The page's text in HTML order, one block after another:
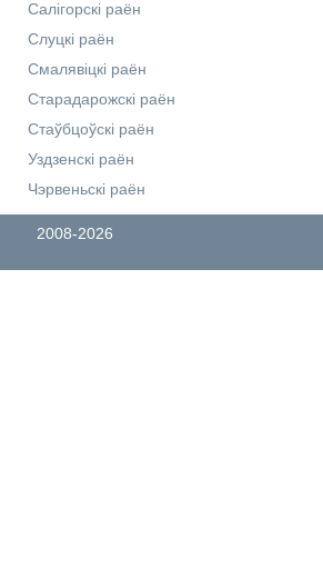
Салігорскі раён
Слуцкі раён
Смалявіцкі раён
Старадарожскі раён
Стаўбцоўскі раён
Уздзенскі раён
Чэрвеньскі раён
2008-2026